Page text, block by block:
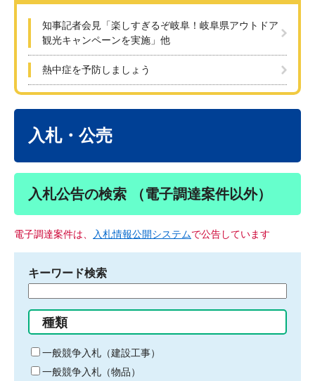
知事記者会見「楽しすぎるぞ岐阜！岐阜県アウトドア
観光キャンペーンを実施」他
熱中症を予防しましょう
入札・公売
入札公告の検索 （電子調達案件以外）
電子調達案件は、 入札情報公開システムで公告しています
キーワード検索
る
キ
ー
種類
一般競争入札（建設工事）
一般競争入札（物品）